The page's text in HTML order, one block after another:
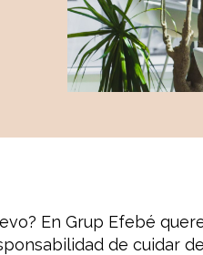
En Grup Efebé
de cuidar